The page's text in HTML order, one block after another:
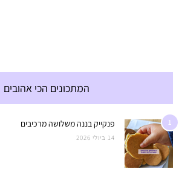
המתכונים הכי אהובים
1 פנקייק בננה משלושה מרכיבים
14 ביולי 2026